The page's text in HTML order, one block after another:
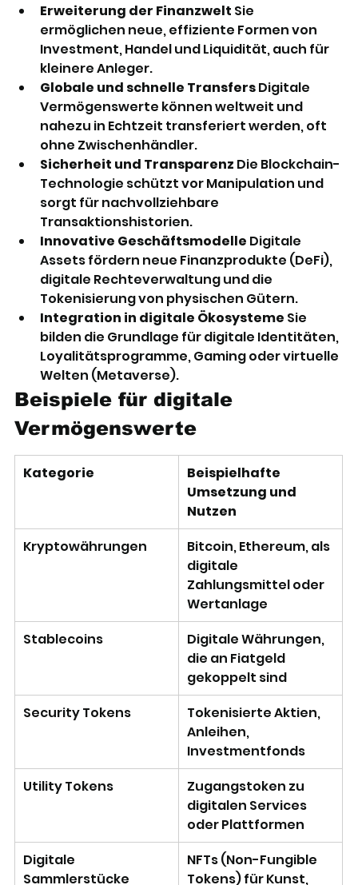
Erweiterung der Finanzwelt Sie
ermöglichen neue, effiziente Formen von
Investment, Handel und Liquidität, auch für
kleinere Anleger.
Globale und schnelle Transfers Digitale
Vermögenswerte können weltweit und
nahezu in Echtzeit transferiert werden, oft
ohne Zwischenhändler.
Sicherheit und Transparenz Die Blockchain-
Technologie schützt vor Manipulation und
sorgt für nachvollziehbare
Transaktionshistorien.
Innovative Geschäftsmodelle Digitale
Assets fördern neue Finanzprodukte (DeFi),
digitale Rechteverwaltung und die
Tokenisierung von physischen Gütern.
Integration in digitale Ökosysteme Sie
bilden die Grundlage für digitale Identitäten,
Loyalitätsprogramme, Gaming oder virtuelle
Welten (Metaverse).
Beispiele für digitale
Vermögenswerte
Kategorie
Beispielhafte
Umsetzung und
Nutzen
Kryptowährungen
Bitcoin, Ethereum, als
digitale
Zahlungsmittel oder
Wertanlage
Stablecoins
Digitale Währungen,
die an Fiatgeld
gekoppelt sind
Security Tokens
Tokenisierte Aktien,
Anleihen,
Investmentfonds
Utility Tokens
Zugangstoken zu
digitalen Services
oder Plattformen
Digitale
Sammlerstücke
NFTs (Non-Fungible
Tokens) für Kunst,